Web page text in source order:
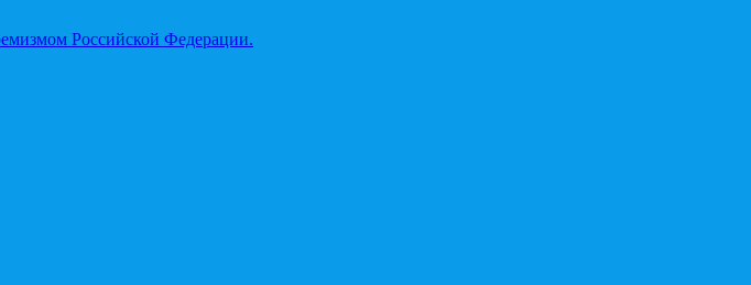
Российской Федерации.